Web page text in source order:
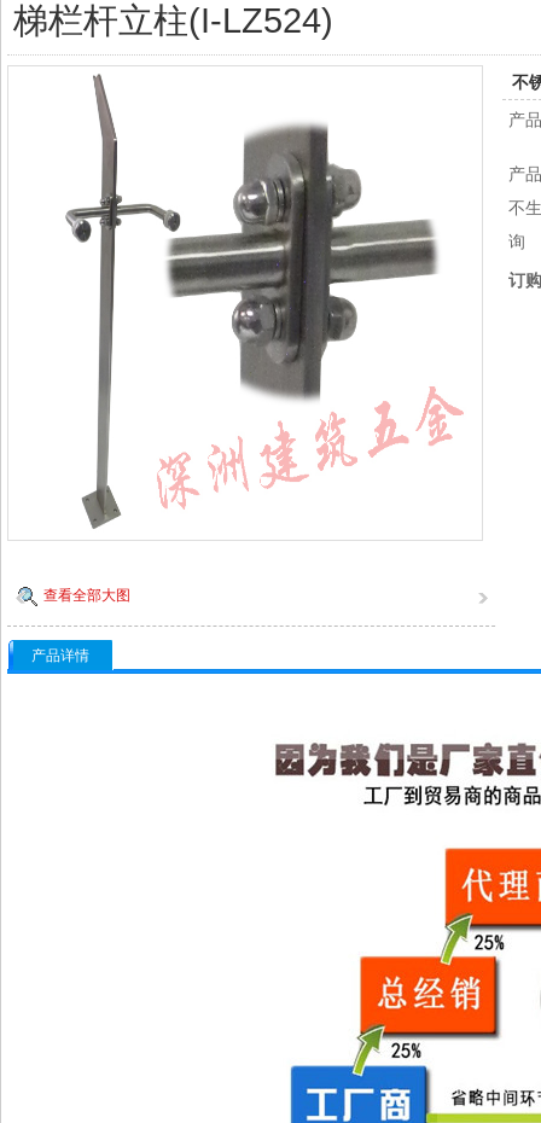
梯栏杆立柱(I-LZ524)
查看全部大图
不
产
产
不
询
订
产品详情